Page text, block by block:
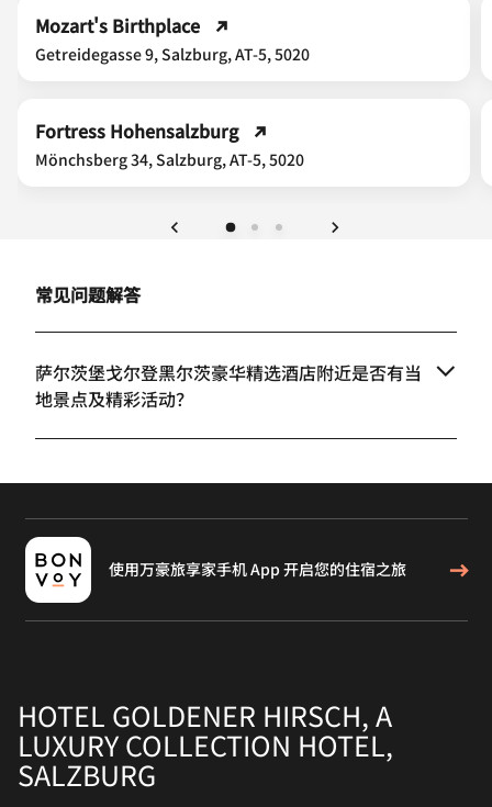
Mozart's Birthplace
Getreidegasse 9, Salzburg, AT-5, 5020
Fortress Hohensalzburg
Mönchsberg 34, Salzburg, AT-5, 5020
常见问题解答
萨尔茨堡戈尔登黑尔茨豪华精选酒店附近是否有当
地景点及精彩活动？
使用万豪旅享家手机 App 开启您的住宿之旅
HOTEL GOLDENER HIRSCH, A
LUXURY COLLECTION HOTEL,
SALZBURG